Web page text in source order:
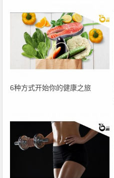
6种方式开始你的健康之旅